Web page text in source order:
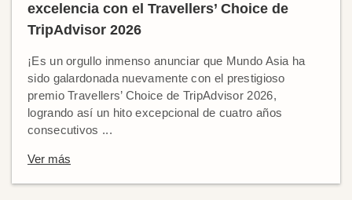
excelencia con el Travellers’ Choice de
TripAdvisor 2026
¡Es un orgullo inmenso anunciar que Mundo Asia ha
sido galardonada nuevamente con el prestigioso
premio Travellers’ Choice de TripAdvisor 2026,
logrando así un hito excepcional de cuatro años
consecutivos ...
Ver más